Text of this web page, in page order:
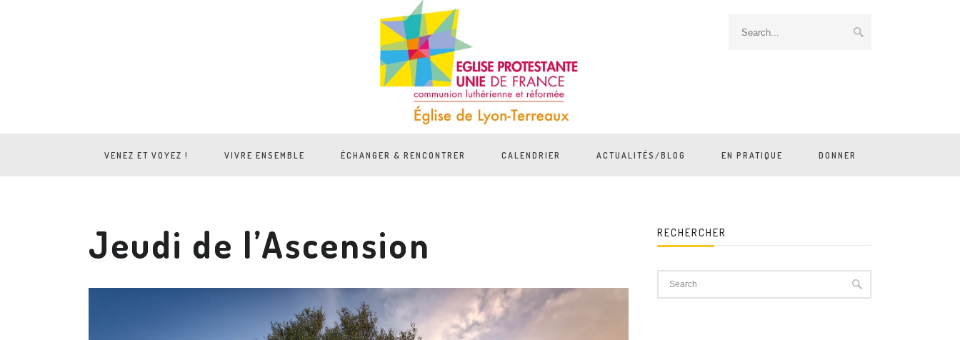
VENEZ ET VOYEZ ! VIVRE ENSEMBLE ÉCHANGER & RENCONTRER CALENDRIER ACTUALITÉS/BLOG EN PRATIQUE DONNER
Jeudi de l’Ascension RECHERCHER